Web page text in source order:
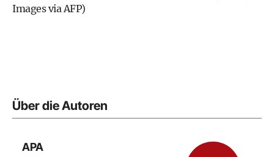
Images via AFP)
Über die Autoren
APA